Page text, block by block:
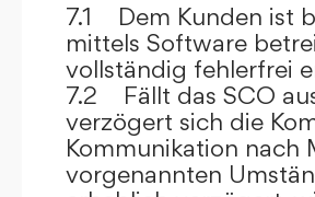
7.1 Dem Kunden ist
mittels Software
vollständig fehlerfrei
7.2 Fällt das SCO
verzögert sich die
Kommunikation nach
vorgenannten